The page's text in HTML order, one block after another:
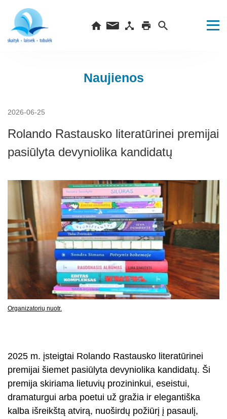
Naujienos
2026-06-25
Rolando Rastausko literatūrinei premijai
pasiūlyta devyniolika kandidatų
Organizatorių nuotr.
2025 m. įsteigtai Rolando Rastausko literatūrinei
premijai šiemet pasiūlyta devyniolika kandidatų. Ši
premija skiriama lietuvių prozininkui, eseistui,
dramaturgui arba poetui už gražia ir elegantiška
kalba išreikštą atvirą, nuoširdų požiūrį į pasaulį,